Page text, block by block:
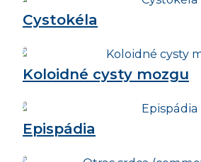
Cystokéla
Koloidné cysty mozgu
Epispádia